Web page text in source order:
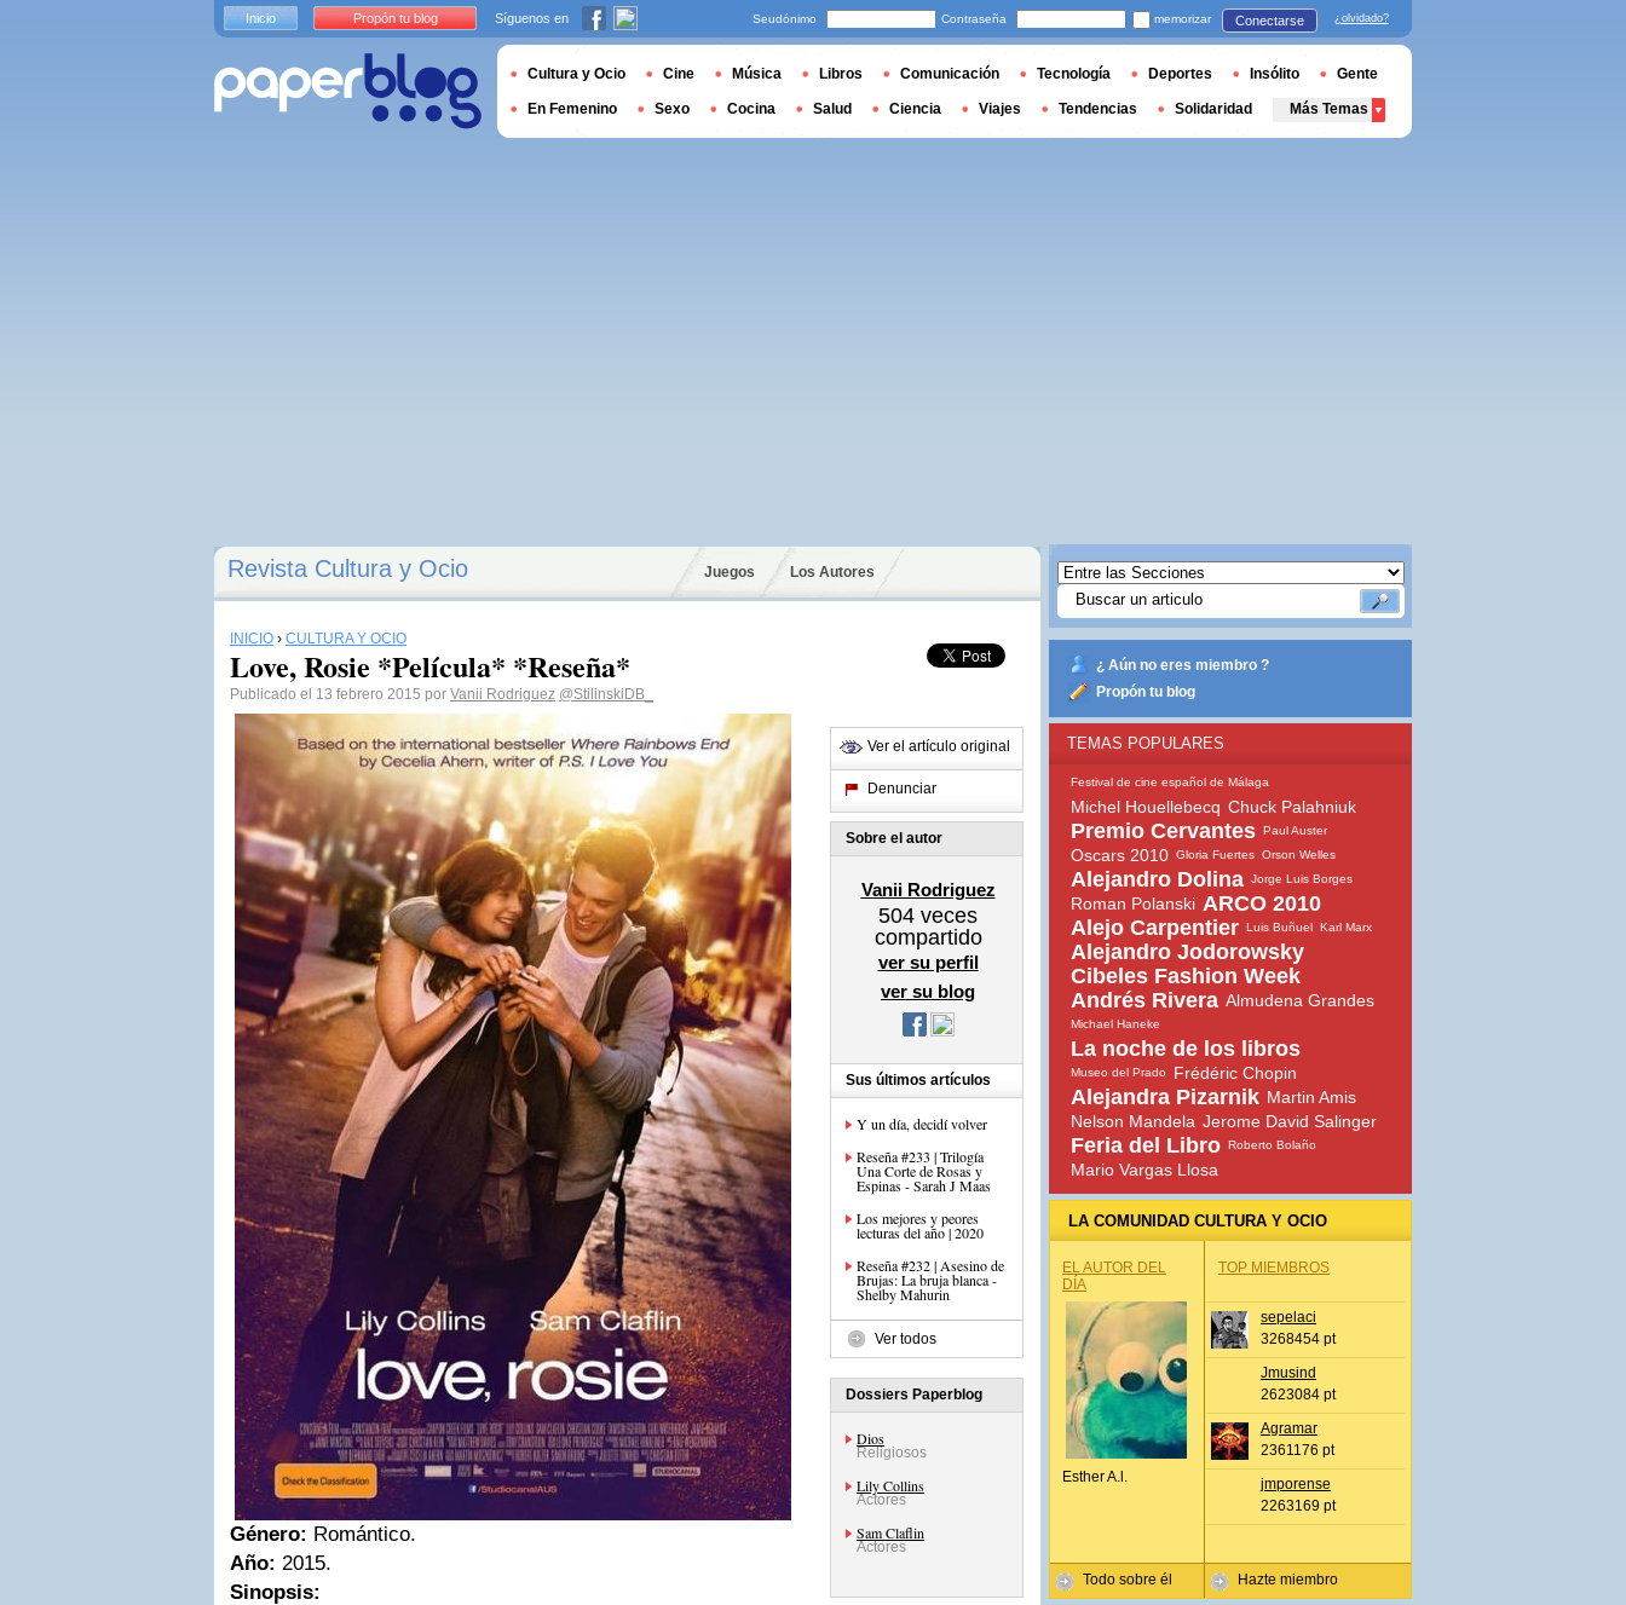
Revista Cultura y Ocio Juegos Los Autores
INICIO › CULTURA Y OCIO
Love, Rosie *Película* *Reseña*
Publicado el 13 febrero 2015 por Vanii Rodriguez @StilinskiDB_
Género: Romántico.
Año: 2015.
Sinopsis:
Ver el artículo original
Denunciar
Sobre el autor
Vanii Rodriguez
504 veces
compartido
ver su perfil
ver su blog
Sus últimos artículos
Y un día, decidí volver
Reseña #233 | Trilogía
Una Corte de Rosas y
Espinas - Sarah J Maas
Los mejores y peores
lecturas del año | 2020
Reseña #232 | Asesino de
Brujas: La bruja blanca -
Shelby Mahurin
Ver todos
Dossiers Paperblog
Dios
Religiosos
Lily Collins
Actores
Sam Claflin
Actores
¿ Aún no eres miembro ?
Propón tu blog
TEMAS POPULARES
Festival de cine español de Málaga
Michel Houellebecq Chuck Palahniuk
Premio Cervantes Paul Auster
Oscars 2010 Gloria Fuertes Orson Welles
Alejandro Dolina Jorge Luis Borges
Roman Polanski ARCO 2010
Alejo Carpentier Luis Buñuel Karl Marx
Alejandro Jodorowsky
Cibeles Fashion Week
Andrés Rivera Almudena Grandes
Michael Haneke
La noche de los libros
Museo del Prado Frédéric Chopin
Alejandra Pizarnik Martin Amis
Nelson Mandela Jerome David Salinger
Feria del Libro Roberto Bolaño
Mario Vargas Llosa
LA COMUNIDAD CULTURA Y OCIO
EL AUTOR DEL
DÍA
Esther A.l.
Todo sobre él
TOP MIEMBROS
sepelaci
3268454 pt
Jmusind
2623084 pt
Agramar
2361176 pt
jmporense
2263169 pt
Hazte miembro
Inicio Propón tu blog Síguenos en Seudónimo Contraseña memorizar Conectarse ¿olvidado?
Cultura y Ocio Cine Música Libros Comunicación Tecnología Deportes Insólito Gente
En Femenino Sexo Cocina Salud Ciencia Viajes Tendencias Solidaridad Más Temas